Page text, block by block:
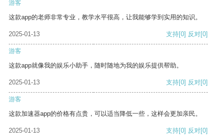
游客
这款app的老师非常专业，教学水平很高，让我能够学到实用的知识。
2025-01-13 支持[0] 反对[0]
游客
这款app就像我的娱乐小助手，随时随地为我的娱乐提供帮助。
2025-01-13 支持[0] 反对[0]
游客
这款加速器app的价格有点贵，可以适当降低一些，这样会更加亲民。
2025-01-13 支持[0] 反对[0]